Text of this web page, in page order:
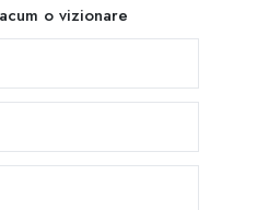
o vizionare